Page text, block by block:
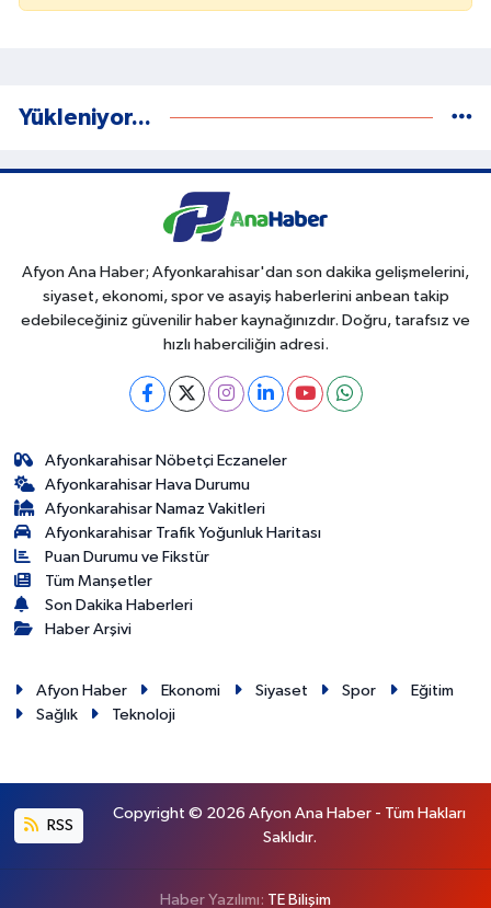
Yükleniyor...
Afyon Ana Haber; Afyonkarahisar'dan son dakika gelişmelerini,
siyaset, ekonomi, spor ve asayiş haberlerini anbean takip
edebileceğiniz güvenilir haber kaynağınızdır. Doğru, tarafsız ve
hızlı haberciliğin adresi.
Afyonkarahisar Nöbetçi Eczaneler
Afyonkarahisar Hava Durumu
Afyonkarahisar Namaz Vakitleri
Afyonkarahisar Trafik Yoğunluk Haritası
Puan Durumu ve Fikstür
Tüm Manşetler
Son Dakika Haberleri
Haber Arşivi
Afyon Haber Ekonomi Siyaset Spor
Eğitim
Sağlık
Teknoloji
RSS
Copyright © 2026 Afyon Ana Haber - Tüm Hakları
Saklıdır.
Haber Yazılımı: TE Bilişim